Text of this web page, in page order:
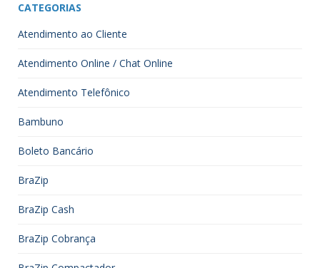
CATEGORIAS
Atendimento ao Cliente
Atendimento Online / Chat Online
Atendimento Telefônico
Bambuno
Boleto Bancário
BraZip
BraZip Cash
BraZip Cobrança